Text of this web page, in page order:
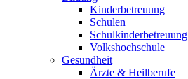
Kinderbetreuung
Schulen
Schulkinderbetreuung
Volkshochschule
Gesundheit
Ärzte & Heilberufe